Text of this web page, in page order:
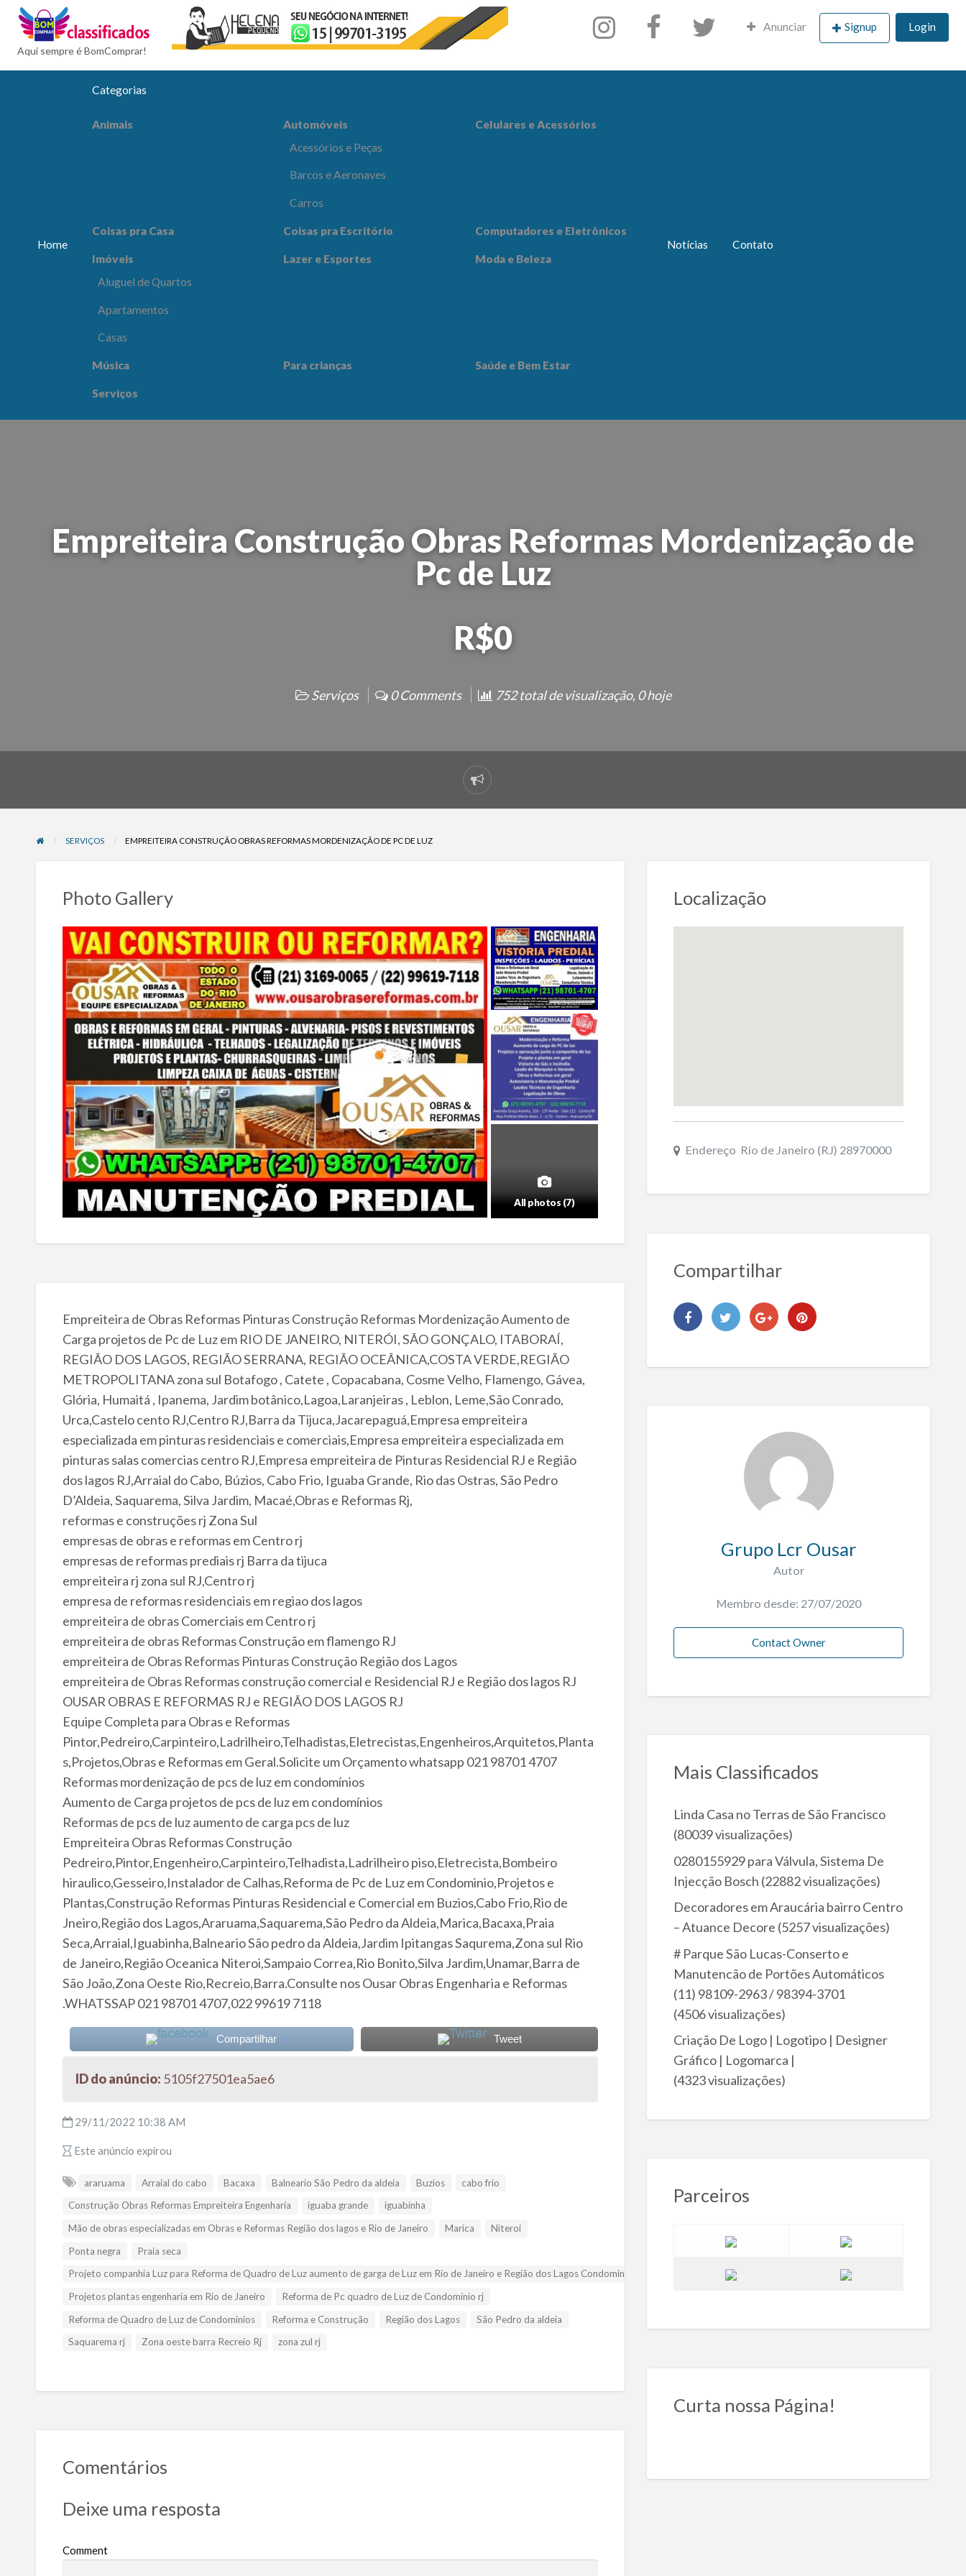
Coisas pra Escritório
Computadores e
Eletrônicos
Lazer e Esportes Moda e Beleza
Anunciar Signup Login
BomComprar
Aqui sempre é BomComprar!
Home
Categorias
Animais
Automóveis
Acessórios e Peças
Barcos e Aeronaves
Carros
Celulares e Acessórios
Coisas pra Casa Coisas pra Escritório Computadores e Eletrônicos
Imóveis
Aluguel de Quartos
Apartamentos
Casas
Lazer e Esportes Moda e Beleza
Música Para crianças Saúde e Bem Estar
Serviços
Notícias Contato
Empreiteira Construção Obras Reformas Mordenização de
Pc de Luz
R$0
Serviços 0 Comments 752 total de visualização, 0 hoje
SERVIÇOS EMPREITEIRA CONSTRUÇÃO OBRAS REFORMAS MORDENIZAÇÃO DE PC DE LUZ
Photo Gallery
All photos (7)
Empreiteira de Obras Reformas Pinturas Construção Reformas Mordenização Aumento de
Carga projetos de Pc de Luz em RIO DE JANEIRO, NITERÓI, SÃO GONÇALO, ITABORAÍ,
REGIÃO DOS LAGOS, REGIÃO SERRANA, REGIÃO OCEÂNICA,COSTA VERDE,REGIÃO
METROPOLITANA zona sul Botafogo , Catete , Copacabana, Cosme Velho, Flamengo, Gávea,
Glória, Humaitá , Ipanema, Jardim botânico,Lagoa,Laranjeiras , Leblon, Leme,São Conrado,
Urca,Castelo cento RJ,Centro RJ,Barra da Tijuca,Jacarepaguá,Empresa empreiteira
especializada em pinturas residenciais e comerciais,Empresa empreiteira especializada em
pinturas salas comercias centro RJ,Empresa empreiteira de Pinturas Residencial RJ e Região
dos lagos RJ,Arraial do Cabo, Búzios, Cabo Frio, Iguaba Grande, Rio das Ostras, São Pedro
D’Aldeia, Saquarema, Silva Jardim, Macaé,Obras e Reformas Rj,
reformas e construções rj Zona Sul
empresas de obras e reformas em Centro rj
empresas de reformas prediais rj Barra da tijuca
empreiteira rj zona sul RJ,Centro rj
empresa de reformas residenciais em regiao dos lagos
empreiteira de obras Comerciais em Centro rj
empreiteira de obras Reformas Construção em flamengo RJ
empreiteira de Obras Reformas Pinturas Construção Região dos Lagos
empreiteira de Obras Reformas construção comercial e Residencial RJ e Região dos lagos RJ
OUSAR OBRAS E REFORMAS RJ e REGIÃO DOS LAGOS RJ
Equipe Completa para Obras e Reformas
Pintor,Pedreiro,Carpinteiro,Ladrilheiro,Telhadistas,Eletrecistas,Engenheiros,Arquitetos,Planta
s,Projetos,Obras e Reformas em Geral.Solicite um Orçamento whatsapp 021 98701 4707
Reformas mordenização de pcs de luz em condomínios
Aumento de Carga projetos de pcs de luz em condomínios
Reformas de pcs de luz aumento de carga pcs de luz
Empreiteira Obras Reformas Construção
Pedreiro,Pintor,Engenheiro,Carpinteiro,Telhadista,Ladrilheiro piso,Eletrecista,Bombeiro
hiraulico,Gesseiro,Instalador de Calhas,Reforma de Pc de Luz em Condominio,Projetos e
Plantas,Construção Reformas Pinturas Residencial e Comercial em Buzios,Cabo Frio,Rio de
Jneiro,Região dos Lagos,Araruama,Saquarema,São Pedro da Aldeia,Marica,Bacaxa,Praia
Seca,Arraial,Iguabinha,Balneario São pedro da Aldeia,Jardim Ipitangas Saqurema,Zona sul Rio
de Janeiro,Região Oceanica Niteroi,Sampaio Correa,Rio Bonito,Silva Jardim,Unamar,Barra de
São João,Zona Oeste Rio,Recreio,Barra.Consulte nos Ousar Obras Engenharia e Reformas
.WHATSSAP 021 98701 4707,022 99619 7118
Compartilhar Tweet
ID do anúncio: 5105f27501ea5ae6
29/11/2022 10:38 AM
Este anúncio expirou
araruama Arraial do cabo Bacaxa Balneario São Pedro da aldeia Buzios
cabo frio
Construção Obras Reformas Empreiteira Engenharia
iguaba grande
iguabinha
Mão de obras especializadas em Obras e Reformas Região dos lagos e Rio de Janeiro
Marica
Niteroi
Ponta negra
Praia seca
Projeto companhia Luz para Reforma de Quadro de Luz aumento de garga de Luz em Rio de Janeiro e Região dos Lagos Condominios
Projetos plantas engenharia em Rio de Janeiro
Reforma de Pc quadro de Luz de Condominio rj
Reforma de Quadro de Luz de Condominios
Reforma e Construção Região dos Lagos
São Pedro da aldeia
Saquarema rj
Zona oeste barra Recreio Rj zona zul rj
Comentários
Deixe uma resposta
Comment
Localização
Endereço Rio de Janeiro (RJ) 28970000
Compartilhar
Grupo Lcr Ousar
Autor
Membro desde: 27/07/2020
Contact Owner
Mais Classificados
Linda Casa no Terras de São Francisco
(80039 visualizações)
0280155929 para Válvula, Sistema De
Injecção Bosch (22882 visualizações)
Decoradores em Araucária bairro Centro
– Atuance Decore (5257 visualizações)
# Parque São Lucas-Conserto e
Manutencão de Portões Automáticos
(11) 98109-2963 / 98394-3701
(4506 visualizações)
Criação De Logo | Logotipo | Designer
Gráfico | Logomarca |
(4323 visualizações)
Parceiros
Curta nossa Página!